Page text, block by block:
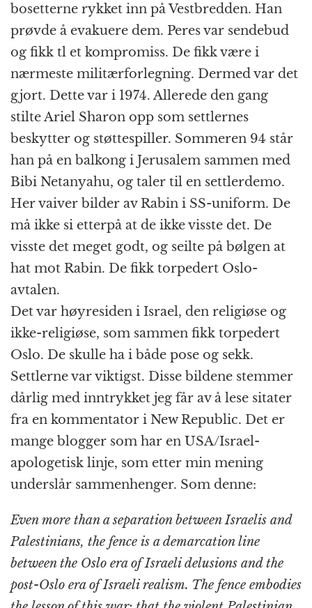
bosetterne rykket inn på Vestbredden. Han
prøvde å evakuere dem. Peres var sendebud
og fikk tl et kompromiss. De fikk være i
nærmeste militærforlegning. Dermed var det
gjort. Dette var i 1974. Allerede den gang
stilte Ariel Sharon opp som settlernes
beskytter og støttespiller. Sommeren 94 står
han på en balkong i Jerusalem sammen med
Bibi Netanyahu, og taler til en settlerdemo.
Her vaiver bilder av Rabin i SS-uniform. De
må ikke si etterpå at de ikke visste det. De
visste det meget godt, og seilte på bølgen at
hat mot Rabin. De fikk torpedert Oslo-
avtalen.
Det var høyresiden i Israel, den religiøse og
ikke-religiøse, som sammen fikk torpedert
Oslo. De skulle ha i både pose og sekk.
Settlerne var viktigst. Disse bildene stemmer
dårlig med inntrykket jeg får av å lese sitater
fra en kommentator i New Republic. Det er
mange blogger som har en USA/Israel-
apologetisk linje, som etter min mening
underslår sammenhenger. Som denne:
Even more than a separation between Israelis and
Palestinians, the fence is a demarcation line
between the Oslo era of Israeli delusions and the
post-Oslo era of Israeli realism. The fence embodies